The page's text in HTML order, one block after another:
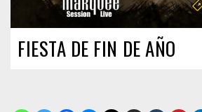
FIESTA DE FIN DE AÑO